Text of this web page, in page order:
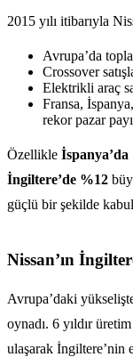
2015 yılı itibarıyla
Avrupa’da
Crossover
Elektrikli araç
Fransa,
rekor pazar
Özellikle İspanya’da
İngiltere’de %12
güçlü bir şekilde
Nissan’ın
Avrupa’daki
oynadı. 6 yıldır
ulaşarak İngiltere’nin